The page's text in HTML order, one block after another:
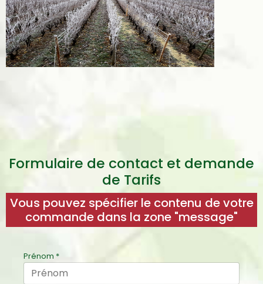
Formulaire de contact et demande
de Tarifs
Vous pouvez spécifier le contenu de votre
commande dans la zone "message"
Prénom *